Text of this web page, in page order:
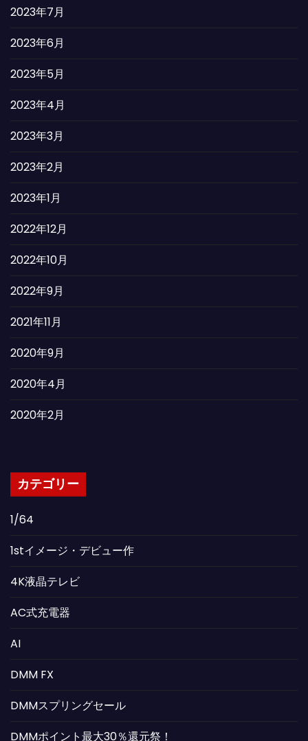
2023年7月
2023年6月
2023年5月
2023年4月
2023年3月
2023年2月
2023年1月
2022年12月
2022年10月
2022年9月
2021年11月
2020年9月
2020年4月
2020年2月
カテゴリー
1/64
1stイメージ・デビュー作
4K液晶テレビ
AC式充電器
AI
DMM FX
DMMスプリングセール
DMMポイント最大30％還元祭！